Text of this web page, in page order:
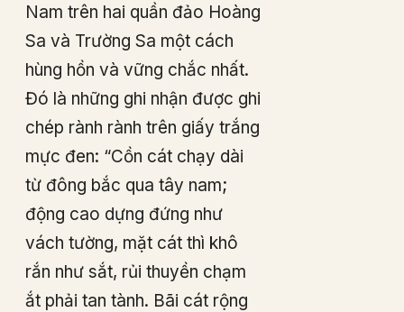
Nam trên hai quần đảo Hoàng
Sa và Trường Sa một cách
hùng hồn và vững chắc nhất.
Đó là những ghi nhận được ghi
chép rành rành trên giấy trắng
mực đen: “Cồn cát chạy dài
từ đông bắc qua tây nam;
động cao dựng đứng như
vách tường, mặt cát thì khô
rắn như sắt, rủi thuyền chạm
ắt phải tan tành. Bãi cát rộng